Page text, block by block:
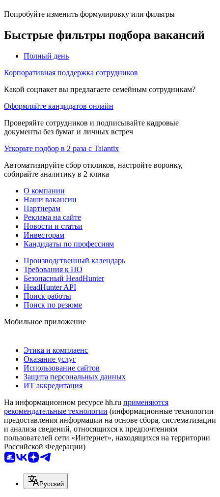
Попробуйте изменить формулировку или фильтры
Быстрые фильтры подбора вакансий
Полный день
Корпоративная поддержка сотрудников
Какой соцпакет вы предлагаете семейным сотрудникам?
Оформляйте кандидатов онлайн
Проверяйте сотрудников и подписывайте кадровые
документы без бумаг и личных встреч
Ускорьте подбор в 2 раза с Talantix
Автоматизируйте сбор откликов, настройте воронку,
собирайте аналитику в 2 клика
О компании
Наши вакансии
Партнерам
Реклама на сайте
Новости и статьи
Инвесторам
Кандидаты по профессиям
Производственный календарь
Требования к ПО
Безопасный HeadHunter
HeadHunter API
Поиск работы
Поиск по резюме
Мобильное приложение
Этика и комплаенс
Оказание услуг
Использование сайтов
Защита персональных данных
ИТ аккредитация
На информационном ресурсе hh.ru применяются
рекомендательные технологии (информационные технологии
предоставления информации на основе сбора, систематизации
и анализа сведений, относящихся к предпочтениям
пользователей сети «Интернет», находящихся на территории
Российской Федерации)
Русский